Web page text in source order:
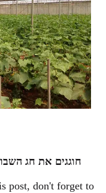
חוגגים את חג
post, don't forget to